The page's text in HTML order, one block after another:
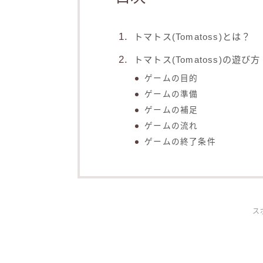
トマトス(Tomatoss)とは？
トマトス(Tomatoss)の遊び方
ゲームの目的
ゲームの準備
ゲームの補足
ゲームの流れ
ゲームの終了条件
ス